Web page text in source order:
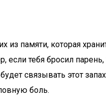
памяти, которая
тебя бросил
связывать этот
боль.